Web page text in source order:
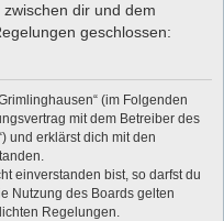
zwischen dir und dem
geschlossen:
(im Folgenden
mit dem Betreiber des
und erklärst dich mit den
einverstanden bist, so darfst du
Nutzung des Boards gelten
Regelungen.